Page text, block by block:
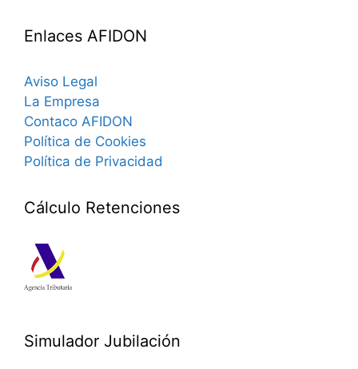
Enlaces AFIDON
Aviso Legal
La Empresa
Contaco AFIDON
Política de Cookies
Política de Privacidad
Cálculo Retenciones
Simulador Jubilación